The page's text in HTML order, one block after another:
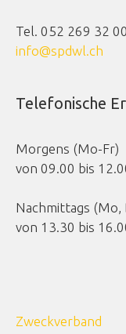
Tel. 052 269 32 00
info@spdwl.ch
Telefonische
Morgens (Mo-Fr)
von 09.00 bis
Nachmittags (Mo,
von 13.30 bis
Zweckverband